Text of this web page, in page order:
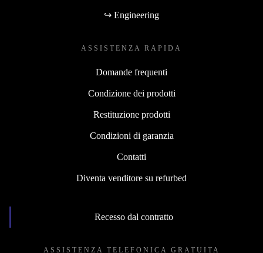
↪ Engineering
ASSISTENZA RAPIDA
Domande frequenti
Condizione dei prodotti
Restituzione prodotti
Condizioni di garanzia
Contatti
Diventa venditore su refurbed
Recesso dal contratto
ASSISTENZA TELEFONICA GRATUITA